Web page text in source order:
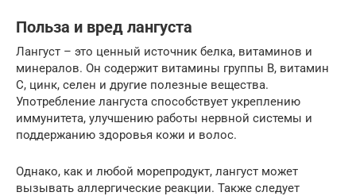
Польза и вред лангуста
Лангуст – это ценный источник белка, витаминов и
минералов. Он содержит витамины группы В, витамин
С, цинк, селен и другие полезные вещества.
Употребление лангуста способствует укреплению
иммунитета, улучшению работы нервной системы и
поддержанию здоровья кожи и волос.
Однако, как и любой морепродукт, лангуст может
вызывать аллергические реакции. Также следует